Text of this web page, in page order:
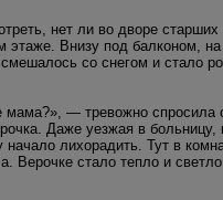
нет ли во дворе
этаже. Внизу под балконом,
со снегом и стало
мама?», — тревожно
Даже уезжая в
лихорадить. Тут в
Верочке стало тепло и